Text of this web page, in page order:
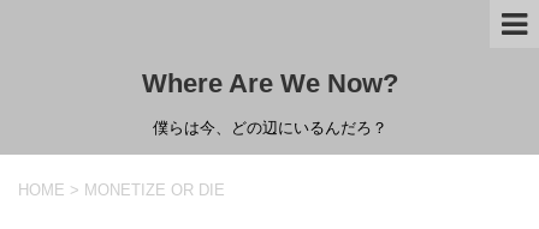
Where Are We Now?
僕らは今、どの辺にいるんだろ？
HOME > MONETIZE OR DIE